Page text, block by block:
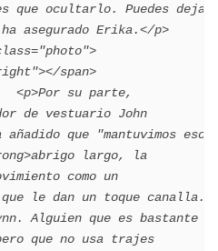
que ocultarlo. Puedes dejar
asegurado Erika.</p>
span>
<p>Por su parte,
de vestuario John
que "mantuvimos esos
largo, la
como un
le dan un toque canalla.
Alguien que es bastante
que no usa trajes